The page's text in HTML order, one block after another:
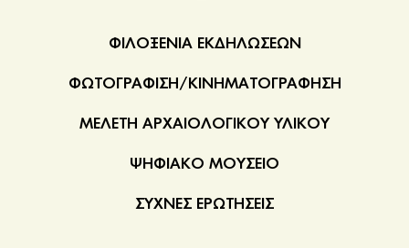
ΦΙΛΟΞΕΝΙΑ ΕΚΔΗΛΩΣΕΩΝ
ΦΩΤΟΓΡΑΦΙΣΗ/ΚΙΝΗΜΑΤΟΓΡΑΦΗΣΗ
ΜΕΛΕΤΗ ΑΡΧΑΙΟΛΟΓΙΚΟΥ ΥΛΙΚΟΥ
ΨΗΦΙΑΚΟ ΜΟΥΣΕΙΟ
ΣΥΧΝΕΣ ΕΡΩΤΗΣΕΙΣ